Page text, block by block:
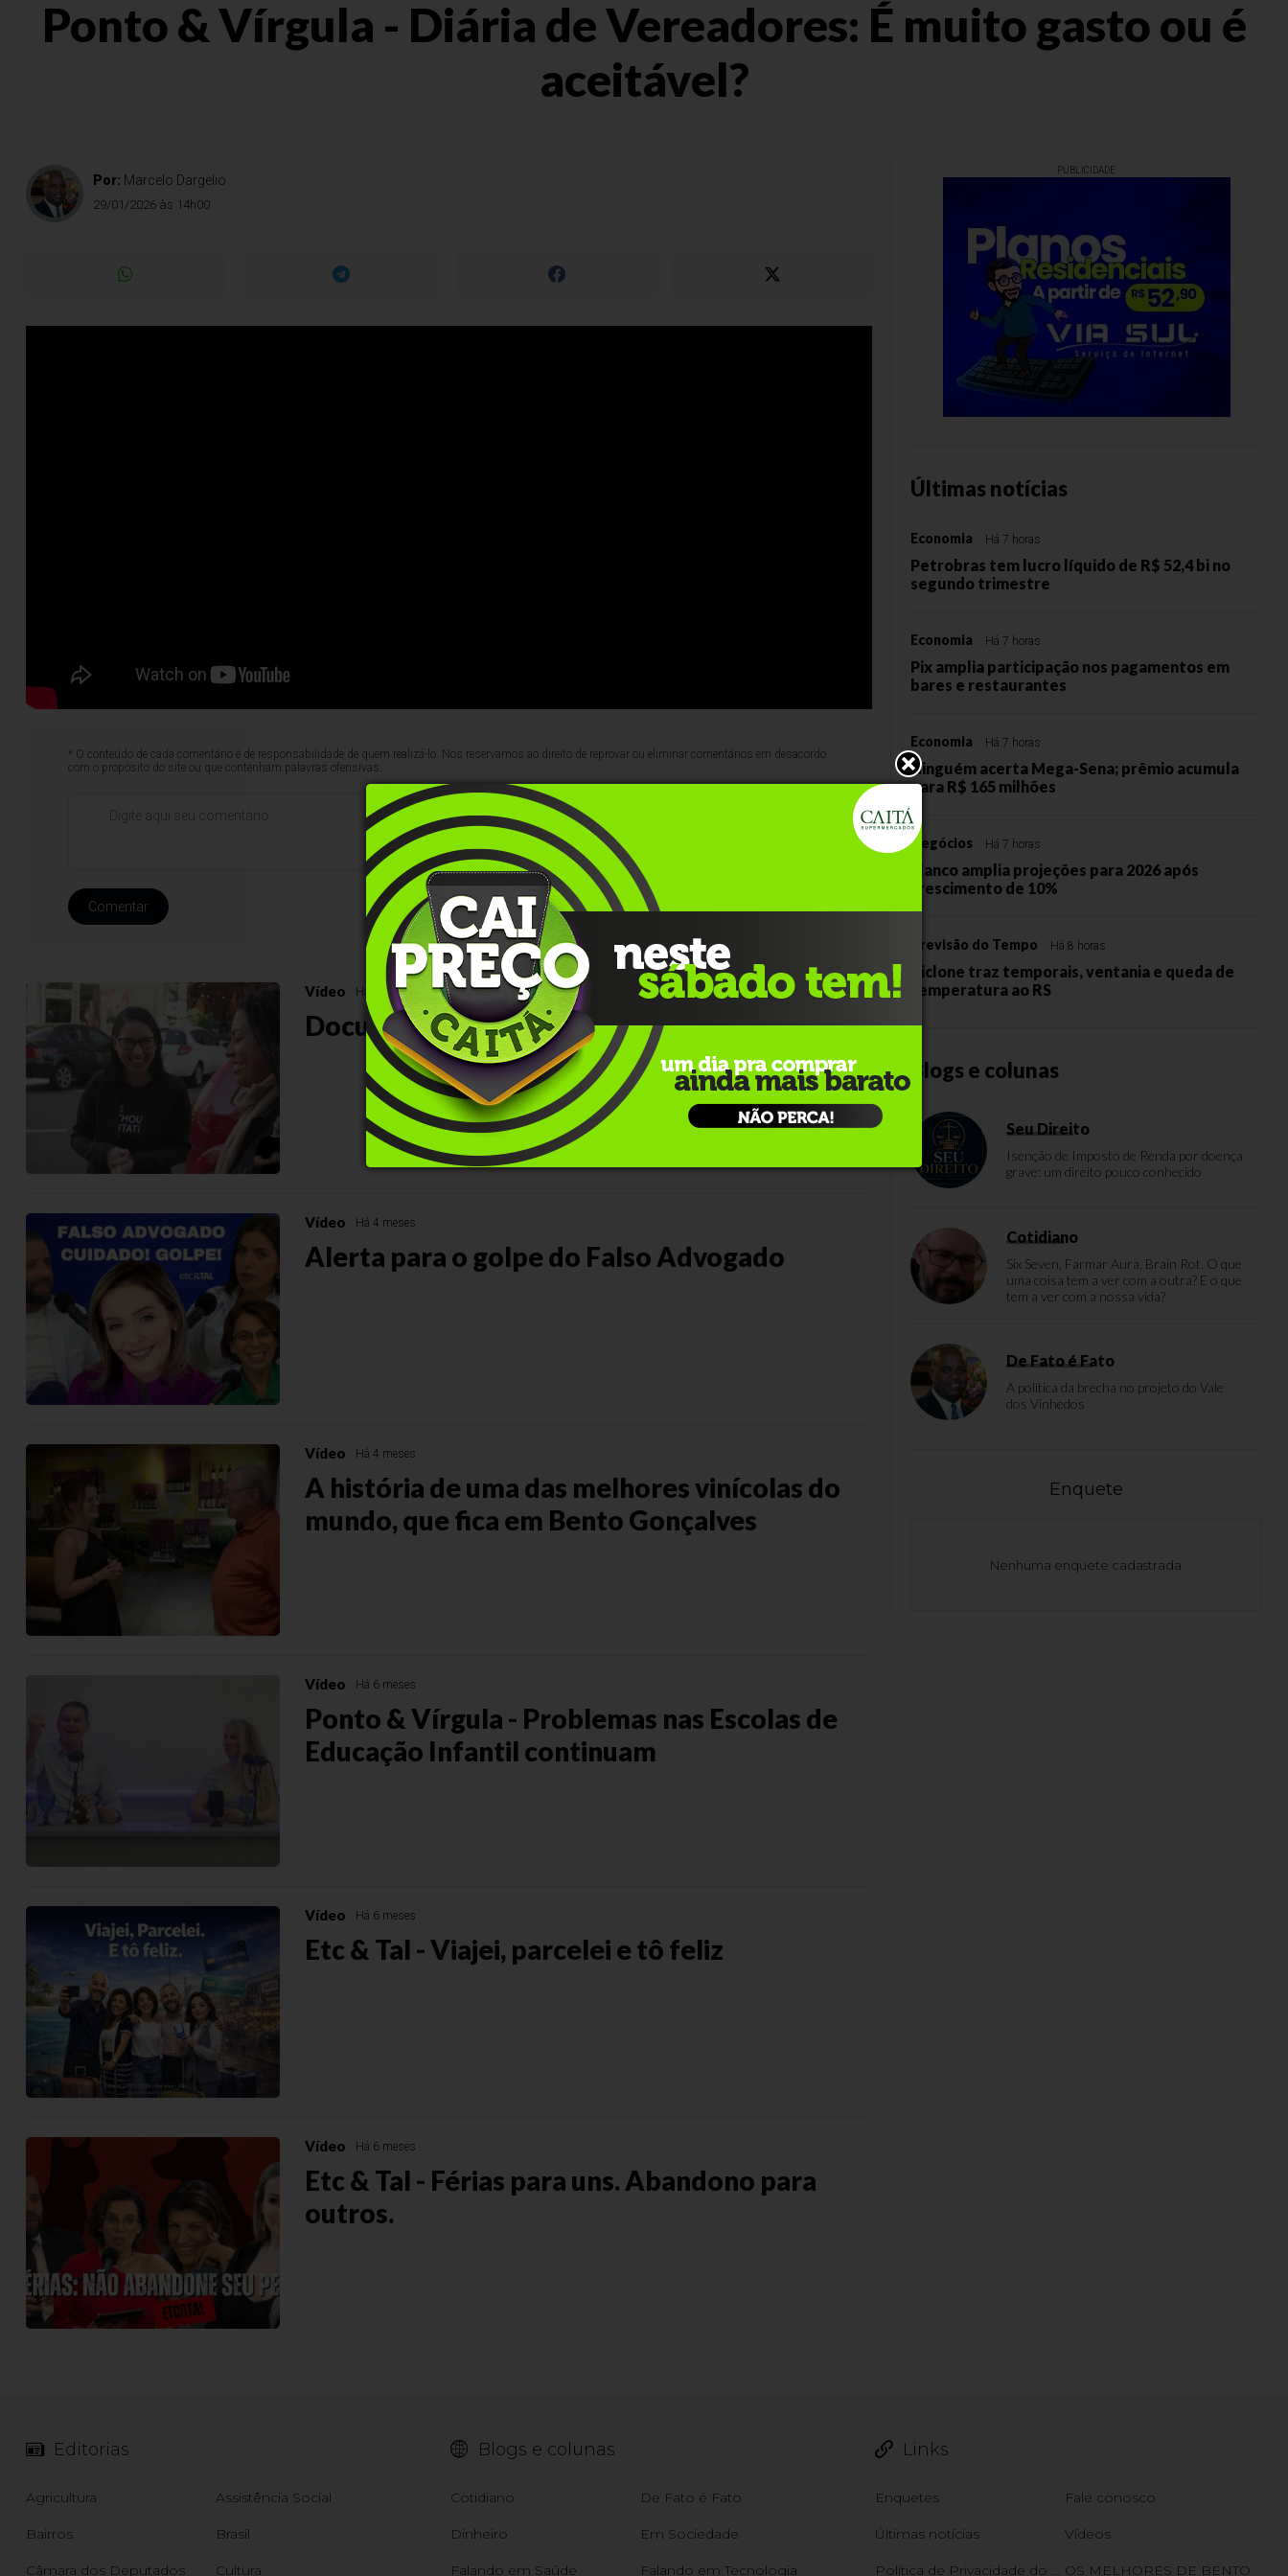
Ponto & Vírgula - Diária de Vereadores: É muito gasto ou é
aceitável?
Por: Marcelo Dargelio
29/01/2026 às 14h00
* O conteúdo de cada comentário é de responsabilidade de quem realizá-lo. Nos reservamos ao direito de reprovar ou eliminar comentários em desacordo
com o propósito do site ou que contenham palavras ofensivas.
Comentar
Vídeo Há 4 meses
Documentário Cidadãos Invisíveis
Vídeo Há 4 meses
Alerta para o golpe do Falso Advogado
Vídeo Há 4 meses
A história de uma das melhores vinícolas do
mundo, que fica em Bento Gonçalves
Vídeo Há 6 meses
Ponto & Vírgula - Problemas nas Escolas de
Educação Infantil continuam
Vídeo Há 6 meses
Etc & Tal - Viajei, parcelei e tô feliz
Vídeo Há 6 meses
Etc & Tal - Férias para uns. Abandono para
outros.
PUBLICIDADE
Últimas notícias
Economia Há 7 horas
Petrobras tem lucro líquido de R$ 52,4 bi no
segundo trimestre
Economia Há 7 horas
Pix amplia participação nos pagamentos em
bares e restaurantes
Economia Há 7 horas
Ninguém acerta Mega-Sena; prêmio acumula
para R$ 165 milhões
Negócios Há 7 horas
Elanco amplia projeções para 2026 após
crescimento de 10%
Previsão do Tempo Há 8 horas
Ciclone traz temporais, ventania e queda de
temperatura ao RS
Blogs e colunas
Seu Direito
Isenção de Imposto de Renda por doença
grave: um direito pouco conhecido
Cotidiano
Six Seven, Farmar Aura, Brain Rot. O que
uma coisa tem a ver com a outra? E o que
tem a ver com a nossa vida?
De Fato é Fato
A política da brecha no projeto do Vale
dos Vinhedos
Enquete
Nenhuma enquete cadastrada
Editorias
Agricultura Assistência Social
Bairros Brasil
Câmara dos Deputados Cultura
Blogs e colunas
Cotidiano De Fato é Fato
Dinheiro Em Sociedade
Falando em Saúde Falando em Tecnologia
Links
Enquetes Fale conosco
Últimas notícias Vídeos
Política de Privacidade do NB OS MELHORES DE BENTO